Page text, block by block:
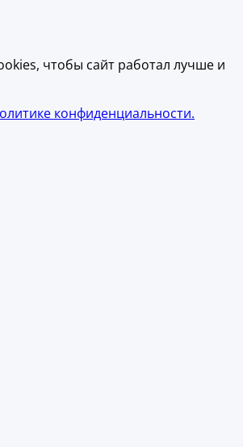
чтобы сайт работал лучше и
конфиденциальности.